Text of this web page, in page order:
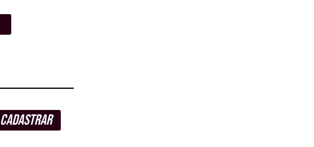
Cadastrar